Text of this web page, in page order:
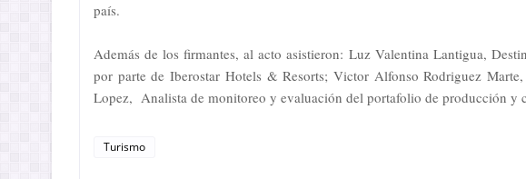
país.
Además de los firmantes, al acto asistieron: Luz Valentina Lantigua,
por parte de Iberostar Hotels & Resorts; Victor Alfonso Rodriguez
Lopez, Analista de monitoreo y evaluación del portafolio de producción y
Turismo